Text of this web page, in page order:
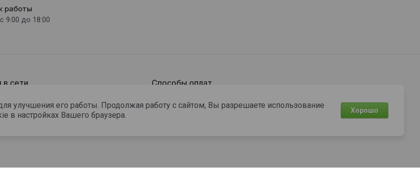
работы
с 9:00 до 18:00
сети Способы оплат
улучшения его работы. Продолжая работу с сайтом, Вы разрешаете использование
в настройках Вашего браузера.
Хорошо